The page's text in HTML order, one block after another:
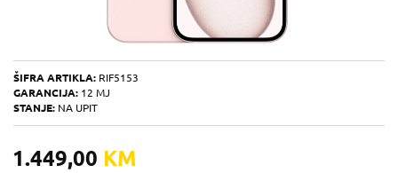
ŠIFRA ARTIKLA: RIF5153
GARANCIJA: 12 MJ
STANJE: NA UPIT
1.449,00 KM